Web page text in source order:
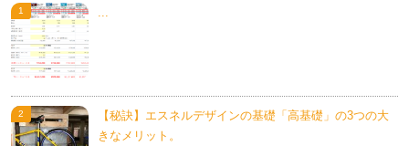
【秘訣】エスネルデザインの基礎「高基礎」の3つの大
きなメリット。